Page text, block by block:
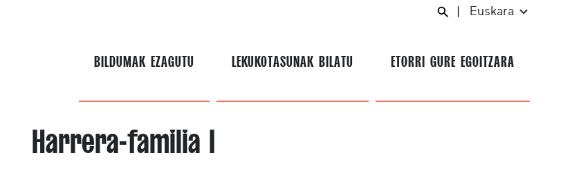
Euskara
BILDUMAK EZAGUTU LEKUKOTASUNAK BILATU ETORRI GURE EGOITZARA
Harrera-familia I